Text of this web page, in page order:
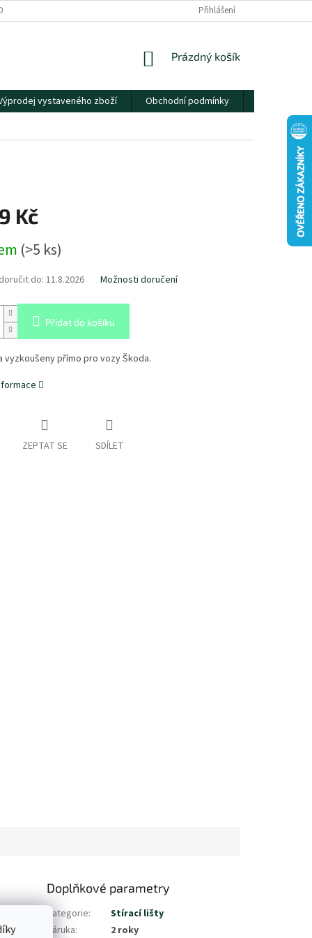
ÚDAJŮ Přihlášení
NÁKUPNÍ
Prázdný košík
vystaveného zboží Obchodní podmínky
Kč
(>5 ks)
do: 11.8.2026 Možnosti doručení
Přidat do košíku
vyzkoušeny přímo pro vozy Škoda.
ZEPTAT SE SDÍLET
Doplňkové parametry
Kategorie:
Stírací lišty
Záruka:
2 roky